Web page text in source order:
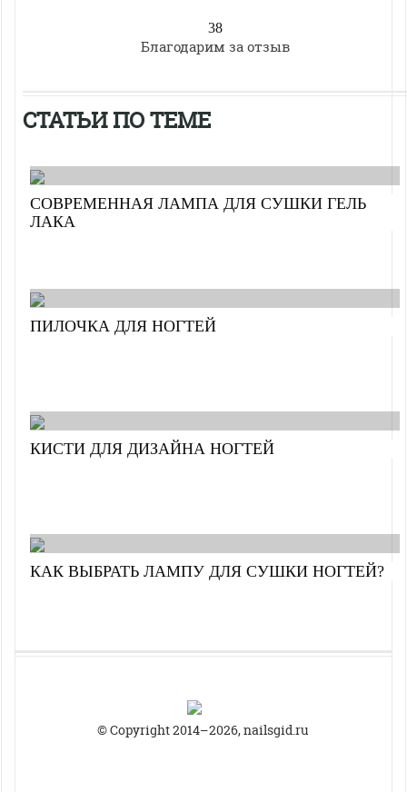
38
Благодарим за отзыв
СТАТЬИ ПО ТЕМЕ
СОВРЕМЕННАЯ ЛАМПА ДЛЯ СУШКИ ГЕЛЬ
ЛАКА
ПИЛОЧКА ДЛЯ НОГТЕЙ
КИСТИ ДЛЯ ДИЗАЙНА НОГТЕЙ
КАК ВЫБРАТЬ ЛАМПУ ДЛЯ СУШКИ НОГТЕЙ?
© Copyright 2014–2026, nailsgid.ru